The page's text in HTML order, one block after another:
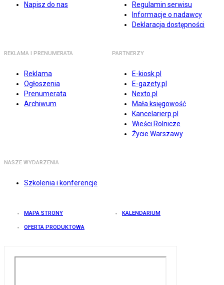
Napisz do nas
Regulamin serwisu
Informacje o nadawcy
Deklaracja dostępności
REKLAMA I PRENUMERATA
Reklama
Ogłoszenia
Prenumerata
Archiwum
PARTNERZY
E-kiosk.pl
E-gazety.pl
Nexto.pl
Mała księgowość
Kancelarierp.pl
Wieści Rolnicze
Życie Warszawy
NASZE WYDARZENIA
Szkolenia i konferencje
MAPA STRONY KALENDARIUM
OFERTA PRODUKTOWA